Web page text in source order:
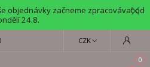
objednávky začneme zpracovávat od
24.8.
CZK
0